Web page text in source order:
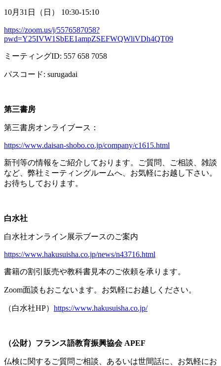
10月 31 日（日） 10:30-15:10
https://zoom.us/j/5576587058?
pwd=Y25IVW1SbEE1ampZSEFWQWliVDh4QT09
ミーティングID: 557 658 7058
パスコード: surugadai
第三書房
第三書房オンライブース：
https://www.daisan-shobo.co.jp/company/c1615.html
新刊等の情報をご紹介しております。ご質問、ご相談、雑談
など、弊社ミーティングルームへ、お気軽にお越し下さい。
お待ちしております。
白水社
白水社オンライン展示ブースのご案内
https://www.hakusuisha.co.jp/news/n43716.html
書籍の割引販売や教科書見本のご依頼を承ります。
Zoom面談もおこないます。お気軽にお越しください。
（白水社HP） https://www.hakusuisha.co.jp/
（公財）フランス語教育振興協会APEF
仏検に関するご質問ご相談、あるいは世間話に、お気軽にお